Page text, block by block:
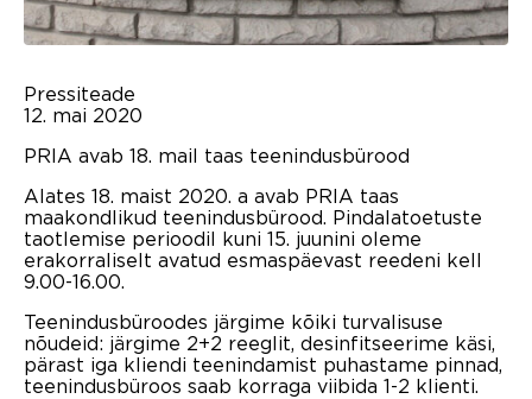
Pressiteade
12. mai 2020
PRIA avab 18. mail taas teenindusbürood
Alates 18. maist 2020. a avab PRIA taas
maakondlikud teenindusbürood. Pindalatoetuste
taotlemise perioodil kuni 15. juunini oleme
erakorraliselt avatud esmaspäevast reedeni kell
9.00-16.00.
Teenindusbüroodes järgime kõiki turvalisuse
nõudeid: järgime 2+2 reeglit, desinfitseerime käsi,
pärast iga kliendi teenindamist puhastame pinnad,
teenindusbüroos saab korraga viibida 1-2 klienti.